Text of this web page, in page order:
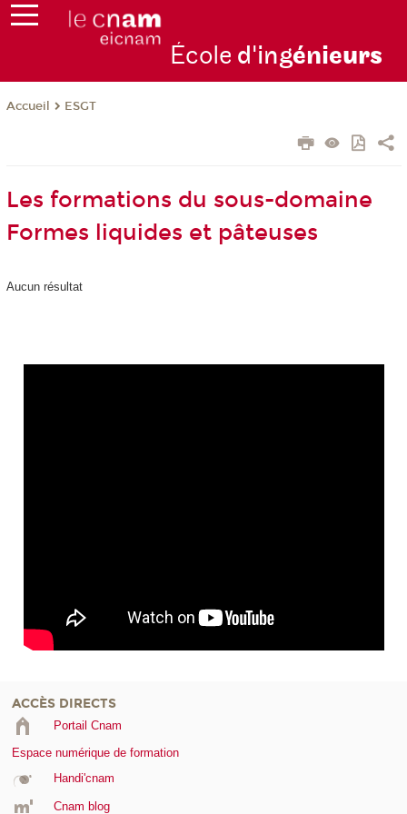
École d'ingénieurs
Accueil ESGT
Les formations du sous-domaine
Formes liquides et pâteuses
Aucun résultat
ACCÈS DIRECTS
Portail Cnam
Espace numérique de formation
Handi'cnam
Cnam blog